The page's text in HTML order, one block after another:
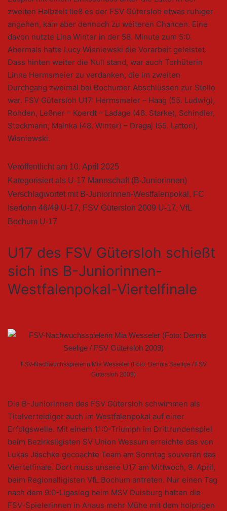
zweiten Halbzeit ließ es der FSV Gütersloh etwas ruhiger
angehen, kam aber dennoch zu weiteren Chancen. Eine
davon nutzte Lina Winter in der 58. Minute zum 5:0.
Abermals hatte Lucy Wisniewski die Vorarbeit geleistet.
Dass hinten weiter die Null stand, war auch Torhüterin
Linna Hermsmeier zu verdanken, die im zweiten
Durchgang zweimal bei Bochumer Abschlüssen zur Stelle
war. FSV Gütersloh U17: Hermsmeier – Haag (55. Ludwig),
Rohden, Leßner – Koerdt – Ladage (48. Starke), Schindler,
Stockmann, Mainka (48. Winter) – Dragaj (55. Latton),
Wisniewski.
Veröffentlicht am 10. April 2025
Kategorisiert als U-17 Mannschaft (B-Juniorinnen)
Verschlagwortet mit B-Juniorinnen-Westfalenpokal , FC
Iserlohn 46/49 U-17, FSV Gütersloh 2009 U-17, VfL
Bochum U-17
U17 des FSV Gütersloh schießt
sich ins B-Juniorinnen-
Westfalenpokal-Viertelfinale
FSV-Nachwuchsspielerin Mia Wesseler (Foto: Dennis Seelige / FSV
Gütersloh 2009)
Die B-Juniorinnen des FSV Gütersloh schwimmen als
Titelverteidiger auch im Westfalenpokal auf einer
Erfolgswelle. Mit einem 11:0-Triumph im Drittrundenspiel
beim Bezirksligisten SV Union Wessum erreichte das von
Lukas Jäschke gecoachte Team am Sonntag souverän das
Viertelfinale. Dort muss unsere U17 am Mittwoch, 9. April,
beim Regionalligisten VfL Bochum antreten. Nur einen Tag
nach dem 9:0-Ligasieg beim MSV Duisburg hatten die
FSV-Spielerinnen in Ahaus mehr Mühe mit dem holprigen